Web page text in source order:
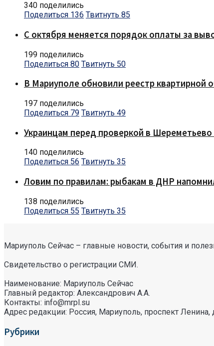
340 поделились
Поделиться 136 Твитнуть 85
С октября меняется порядок оплаты за
199 поделились
Поделиться 80 Твитнуть 50
В Мариуполе обновили реестр квартирной
197 поделились
Поделиться 79 Твитнуть 49
Украинцам перед проверкой в
140 поделились
Поделиться 56 Твитнуть 35
Ловим по правилам: рыбакам в ДНР
138 поделились
Поделиться 55 Твитнуть 35
Мариуполь Сейчас – главные новости, события и
Свидетельство о регистрации СМИ.
Наименование: Мариуполь Сейчас
Главный редактор: Александрович А.А.
Контакты: info@mrpl.su
Адрес редакции: Россия, Мариуполь, проспект Ленина,
Рубрики